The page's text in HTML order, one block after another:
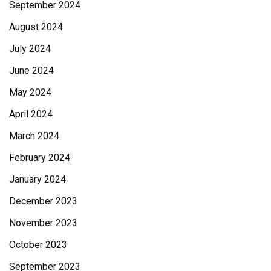
September 2024
August 2024
July 2024
June 2024
May 2024
April 2024
March 2024
February 2024
January 2024
December 2023
November 2023
October 2023
September 2023